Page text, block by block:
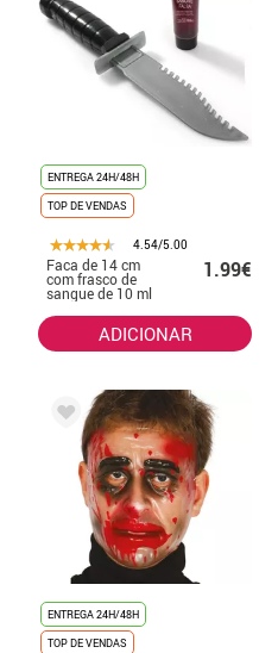
ENTREGA 24H/48H
TOP DE VENDAS
4.54/5.00
Faca de 14 cm
com frasco de
sangue de 10 ml
1.99€
ADICIONAR
ENTREGA 24H/48H
TOP DE VENDAS